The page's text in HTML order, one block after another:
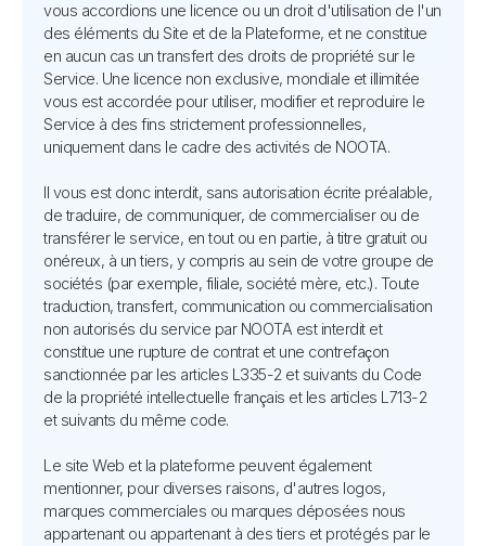
vous accordions une licence ou un droit d'utilisation de l'un
des éléments du Site et de la Plateforme, et ne constitue
en aucun cas un transfert des droits de propriété sur le
Service. Une licence non exclusive, mondiale et illimitée
vous est accordée pour utiliser, modifier et reproduire le
Service à des fins strictement professionnelles,
uniquement dans le cadre des activités de NOOTA.
Il vous est donc interdit, sans autorisation écrite préalable,
de traduire, de communiquer, de commercialiser ou de
transférer le service, en tout ou en partie, à titre gratuit ou
onéreux, à un tiers, y compris au sein de votre groupe de
sociétés (par exemple, filiale, société mère, etc.). Toute
traduction, transfert, communication ou commercialisation
non autorisés du service par NOOTA est interdit et
constitue une rupture de contrat et une contrefaçon
sanctionnée par les articles L335-2 et suivants du Code
de la propriété intellectuelle français et les articles L713-2
et suivants du même code.
Le site Web et la plateforme peuvent également
mentionner, pour diverses raisons, d'autres logos,
marques commerciales ou marques déposées nous
appartenant ou appartenant à des tiers et protégés par le